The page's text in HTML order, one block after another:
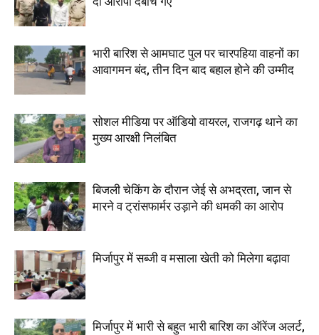
भारी बारिश से आमघाट पुल पर चारपहिया वाहनों का
आवागमन बंद, तीन दिन बाद बहाल होने की उम्मीद
सोशल मीडिया पर ऑडियो वायरल, राजगढ़ थाने का
मुख्य आरक्षी निलंबित
बिजली चेकिंग के दौरान जेई से अभद्रता, जान से
मारने व ट्रांसफार्मर उड़ाने की धमकी का आरोप
मिर्जापुर में सब्जी व मसाला खेती को मिलेगा बढ़ावा
मिर्जापुर में भारी से बहुत भारी बारिश का ऑरेंज अलर्ट,